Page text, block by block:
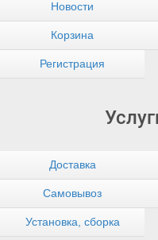
Новости
Корзина
Регистрация
Доставка
Самовывоз
Установка, сборка